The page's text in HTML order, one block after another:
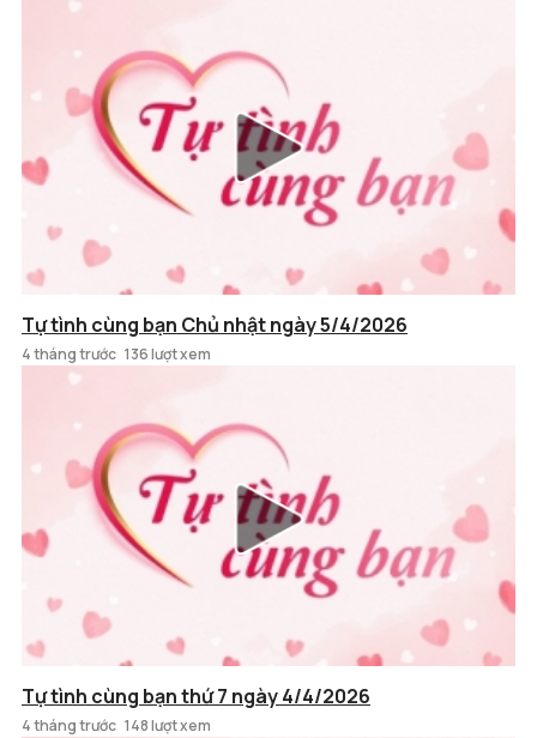
Tự tình cùng bạn Chủ nhật ngày 5/4/2026
4 tháng trước 136 lượt xem
Tự tình cùng bạn thứ 7 ngày 4/4/2026
4 tháng trước 148 lượt xem